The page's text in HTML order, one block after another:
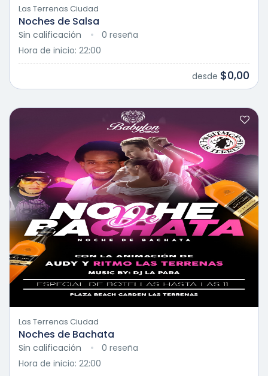
Las Terrenas Ciudad
Noches de Salsa
Sin calificación
0 reseña
Hora de inicio: 22:00
desde $0,00
Las Terrenas Ciudad
Noches de Bachata
Sin calificación
0 reseña
Hora de inicio: 22:00